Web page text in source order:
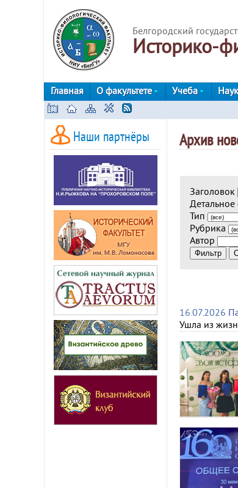
Белгородский
Историко-
Главная
О факультете Учеба
Наши партнёры Архив
Заголовок
Тип
Рубрика
Автор
Фильтр
16.07.2026
Ушла из